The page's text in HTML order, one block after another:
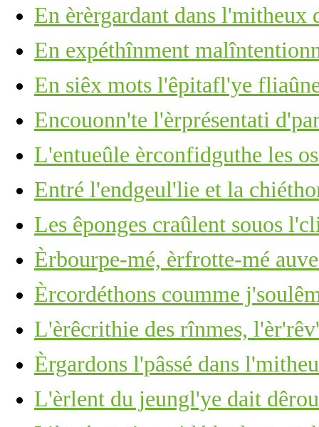
En èrèrgardant dans l'mitheux
En expéthînment
En siêx mots l'êpitafl'ye
Encouonn'te l'èrprésentati
L'entueûle èrconfidguthe les
Entré l'endgeul'lie et la
Les êponges craûlent souos
Èrbourpe-mé, èrfrotte-mé
Èrcordéthons coumme
L'èrêcrithie des rînmes,
Èrgardons l'pâssé dans
L'èrlent du jeungl'ye dait